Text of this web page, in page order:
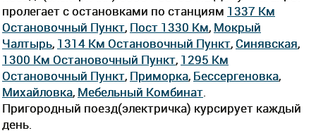
пролегает c остановками по станциям 1337 Км
Остановочный Пункт, Пост 1330 Км, Мокрый
Чалтырь, 1314 Км Остановочный Пункт, Синявская,
1300 Км Остановочный Пункт, 1295 Км
Остановочный Пункт, Приморка, Бессергеновка,
Михайловка, Мебельный Комбинат
Пригородный поезд(электричка) курсирует каждый
день.